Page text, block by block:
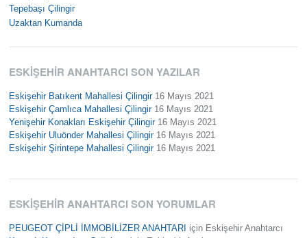
Tepebaşı Çilingir
Uzaktan Kumanda
ESKIŞEHIR ANAHTARCI SON YAZILAR
Eskişehir Batıkent Mahallesi Çilingir 16 Mayıs 2021
Eskişehir Çamlıca Mahallesi Çilingir 16 Mayıs 2021
Yenişehir Konakları Eskişehir Çilingir 16 Mayıs 2021
Eskişehir Uluönder Mahallesi Çilingir 16 Mayıs 2021
Eskişehir Şirintepe Mahallesi Çilingir 16 Mayıs 2021
ESKIŞEHIR ANAHTARCI SON YORUMLAR
PEUGEOT ÇİPLİ İMMOBİLİZER ANAHTARI için Eskişehir Anahtarcı